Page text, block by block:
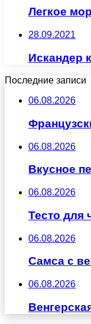
Легкое
28.09.2021
Искандер
Последние записи
06.08.2026
06.08.2026
Вкусное
06.08.2026
Тесто для
06.08.2026
Самса с
06.08.2026